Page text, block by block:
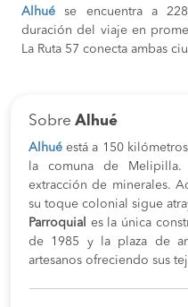
Alhué se encuentra a
duración del viaje en
La Ruta 57 conecta ambas
Sobre Alhué
Alhué está a 150
la comuna de
extracción de minerales.
su toque colonial sigue
Parroquial
es la única
de 1985 y la plaza de
artesanos ofreciendo sus